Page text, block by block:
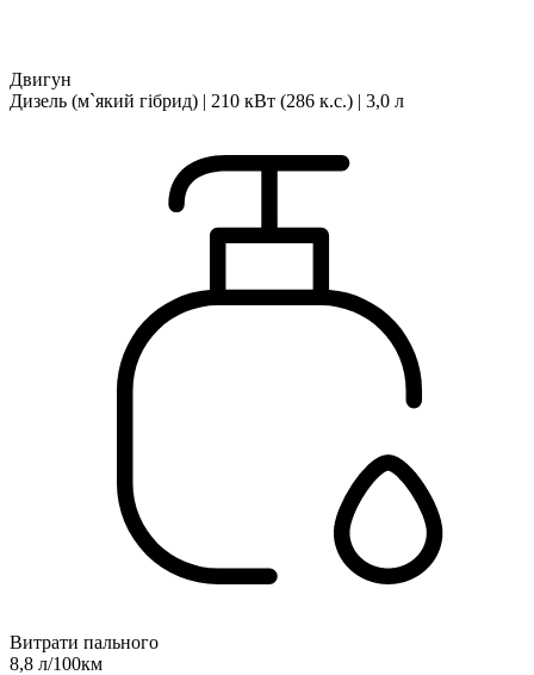
Двигун
Дизель (м`який гібрид) | 210 кВт (286 к.с.) | 3,0 л
Витрати пального
8,8 л/100км